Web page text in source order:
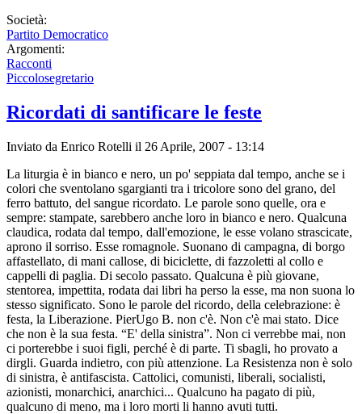
Società:
Partito Democratico
Argomenti:
Racconti
Piccolosegretario
Ricordati di santificare le feste
Inviato da Enrico Rotelli il 26 Aprile, 2007 - 13:14
La liturgia è in bianco e nero, un po' seppiata dal tempo, anche se i
colori che sventolano sgargianti tra i tricolore sono del grano, del
ferro battuto, del sangue ricordato. Le parole sono quelle, ora e
sempre: stampate, sarebbero anche loro in bianco e nero. Qualcuna
claudica, rodata dal tempo, dall'emozione, le esse volano strascicate,
aprono il sorriso. Esse romagnole. Suonano di campagna, di borgo
affastellato, di mani callose, di biciclette, di fazzoletti al collo e
cappelli di paglia. Di secolo passato. Qualcuna è più giovane,
stentorea, impettita, rodata dai libri ha perso la esse, ma non suona lo
stesso significato. Sono le parole del ricordo, della celebrazione: è
festa, la Liberazione. PierUgo B. non c'è. Non c'è mai stato. Dice
che non è la sua festa. “E' della sinistra”. Non ci verrebbe mai, non
ci porterebbe i suoi figli, perché è di parte. Ti sbagli, ho provato a
dirgli. Guarda indietro, con più attenzione. La Resistenza non è solo
di sinistra, è antifascista. Cattolici, comunisti, liberali, socialisti,
azionisti, monarchici, anarchici... Qualcuno ha pagato di più,
qualcuno di meno, ma i loro morti li hanno avuti tutti.